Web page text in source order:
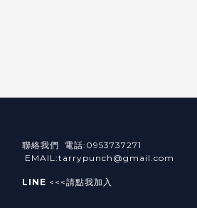
聯絡我們 電話:0953737271
EMAIL:tarrypunch@gmail.com
LINE <<<請點我加入